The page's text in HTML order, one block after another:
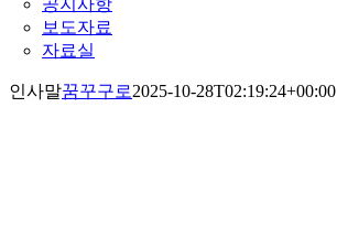
공지사항
보도자료
자료실
인사말꿈꾸구로2025-10-28T02:19:24+00:00